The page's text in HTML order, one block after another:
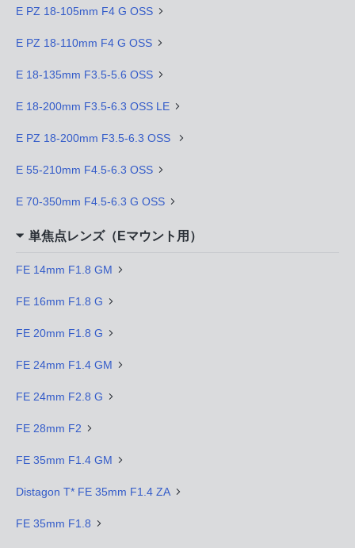
E PZ 18-105mm F4 G OSS
E PZ 18-110mm F4 G OSS
E 18-135mm F3.5-5.6 OSS
E 18-200mm F3.5-6.3 OSS LE
E PZ 18-200mm F3.5-6.3 OSS
E 55-210mm F4.5-6.3 OSS
E 70-350mm F4.5-6.3 G OSS
単焦点レンズ（Eマウント用）
FE 14mm F1.8 GM
FE 16mm F1.8 G
FE 20mm F1.8 G
FE 24mm F1.4 GM
FE 24mm F2.8 G
FE 28mm F2
FE 35mm F1.4 GM
Distagon T* FE 35mm F1.4 ZA
FE 35mm F1.8